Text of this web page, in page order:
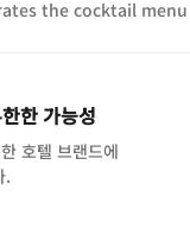
the cocktail
한 가능성
호텔 브랜드에
.